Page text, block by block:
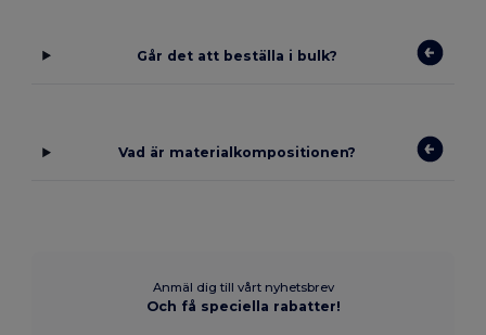
Går det att beställa i bulk?
Vad är materialkompositionen?
Anmäl dig till vårt nyhetsbrev
Och få speciella rabatter!